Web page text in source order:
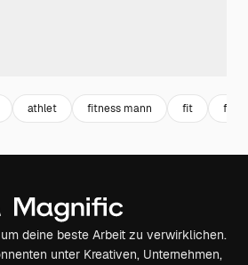
athlet fitness mann fit
deine beste Arbeit zu verwirklichen.
unter Kreativen, Unternehmen,